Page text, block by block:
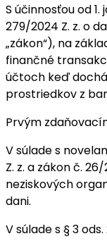
S účinnosťou od
279/2024 Z. z. o
„zákon“), na
finančné
účtoch keď
prostriedkov z
Prvým
V súlade s
Z. z. a zákon č.
neziskových
dani.
V súlade s § 3